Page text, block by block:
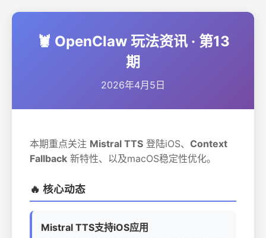
🦞 OpenClaw 玩法资讯 · 第13
期
2026年4月5日
本期重点关注 Mistral TTS 登陆iOS、 Context
Fallback 新特性、以及macOS稳定性优化。
🔥 核心动态
Mistral TTS支持iOS应用